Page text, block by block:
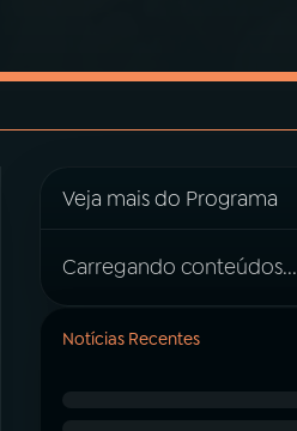
Veja mais do Programa
Carregando conteúdos...
Notícias Recentes